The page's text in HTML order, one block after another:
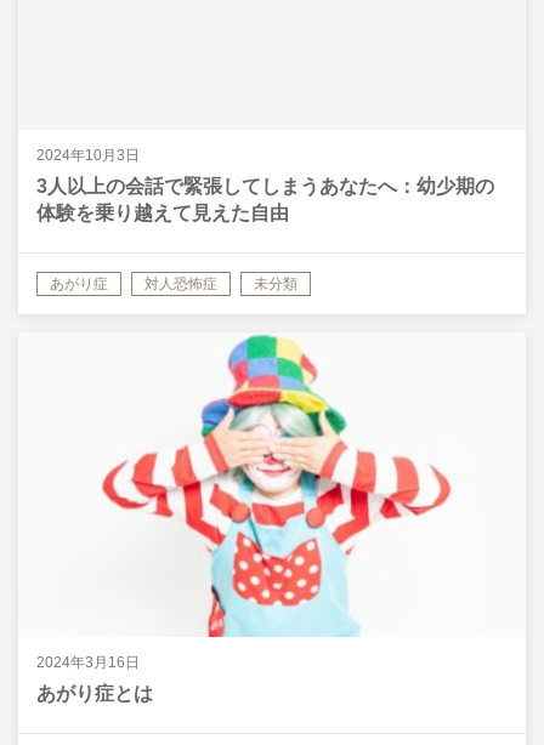
2024年10月3日
3人以上の会話で緊張してしまうあなたへ：幼少期の
体験を乗り越えて見えた自由
あがり症 対人恐怖症 未分類
2024年3月16日
あがり症とは